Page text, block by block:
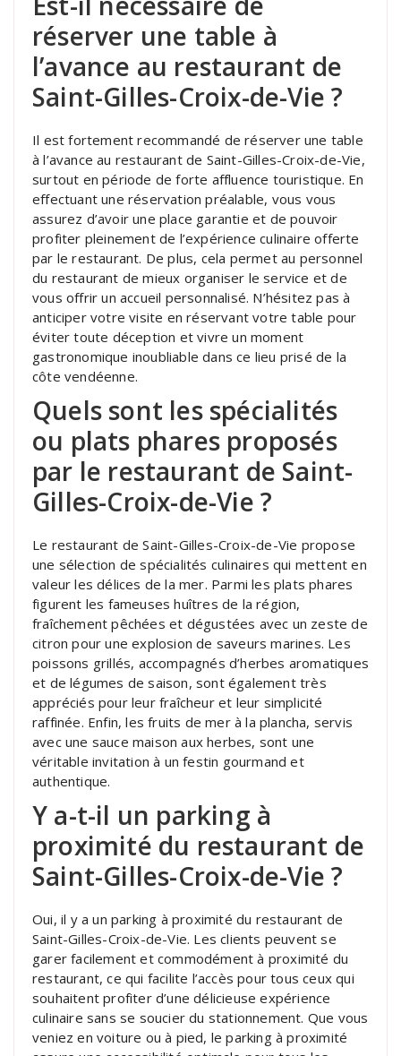
réserver une table à
l’avance au restaurant de
Saint-Gilles-Croix-de-Vie ?
Il est fortement recommandé de réserver une table
à l’avance au restaurant de Saint-Gilles-Croix-de-Vie,
surtout en période de forte affluence touristique. En
effectuant une réservation préalable, vous vous
assurez d’avoir une place garantie et de pouvoir
profiter pleinement de l’expérience culinaire offerte
par le restaurant. De plus, cela permet au personnel
du restaurant de mieux organiser le service et de
vous offrir un accueil personnalisé. N’hésitez pas à
anticiper votre visite en réservant votre table pour
éviter toute déception et vivre un moment
gastronomique inoubliable dans ce lieu prisé de la
côte vendéenne.
Quels sont les spécialités
ou plats phares proposés
par le restaurant de Saint-
Gilles-Croix-de-Vie ?
Le restaurant de Saint-Gilles-Croix-de-Vie propose
une sélection de spécialités culinaires qui mettent en
valeur les délices de la mer. Parmi les plats phares
figurent les fameuses huîtres de la région,
fraîchement pêchées et dégustées avec un zeste de
citron pour une explosion de saveurs marines. Les
poissons grillés, accompagnés d’herbes aromatiques
et de légumes de saison, sont également très
appréciés pour leur fraîcheur et leur simplicité
raffinée. Enfin, les fruits de mer à la plancha, servis
avec une sauce maison aux herbes, sont une
véritable invitation à un festin gourmand et
authentique.
Y a-t-il un parking à
proximité du restaurant de
Saint-Gilles-Croix-de-Vie ?
Oui, il y a un parking à proximité du restaurant de
Saint-Gilles-Croix-de-Vie. Les clients peuvent se
garer facilement et commodément à proximité du
restaurant, ce qui facilite l’accès pour tous ceux qui
souhaitent profiter d’une délicieuse expérience
culinaire sans se soucier du stationnement. Que vous
veniez en voiture ou à pied, le parking à proximité